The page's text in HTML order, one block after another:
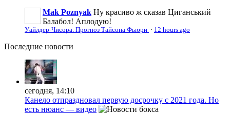
Mak Poznyak Ну красиво ж сказав Циганський
Балабол! Аплодую!
Уайлдер-Чисора. Прогноз Тайсона Фьюри · 12 hours ago
Последние новости
сегодня, 14:10
Канело отпраздновал первую досрочку с 2021 года. Но
есть нюанс — видео